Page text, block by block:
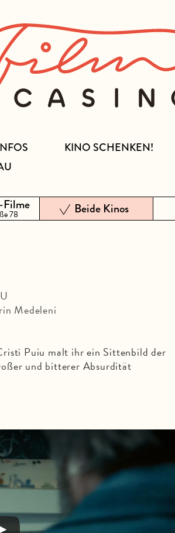
KINO SCHENKEN!
Filme
78 Beide Kinos
Medeleni
Puiu malt ihr ein Sittenbild der
und bitterer Absurdität